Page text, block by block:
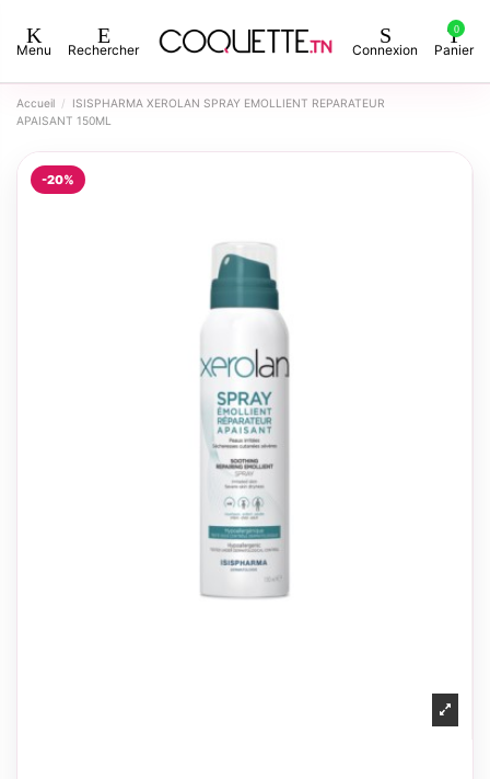
Menu Rechercher Connexion
0
Panier
Accueil
ISISPHARMA XEROLAN SPRAY EMOLLIENT REPARATEUR
APAISANT 150ML
-20%